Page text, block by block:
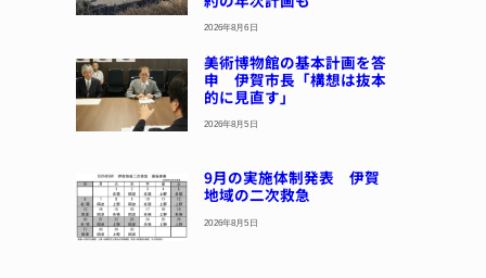
2026年8月6日
美術博物館の基本計画を答
申 伊賀市長「構想は抜本
的に見直す」
2026年8月5日
9月の実施体制発表 伊賀
地域の二次救急
2026年8月5日